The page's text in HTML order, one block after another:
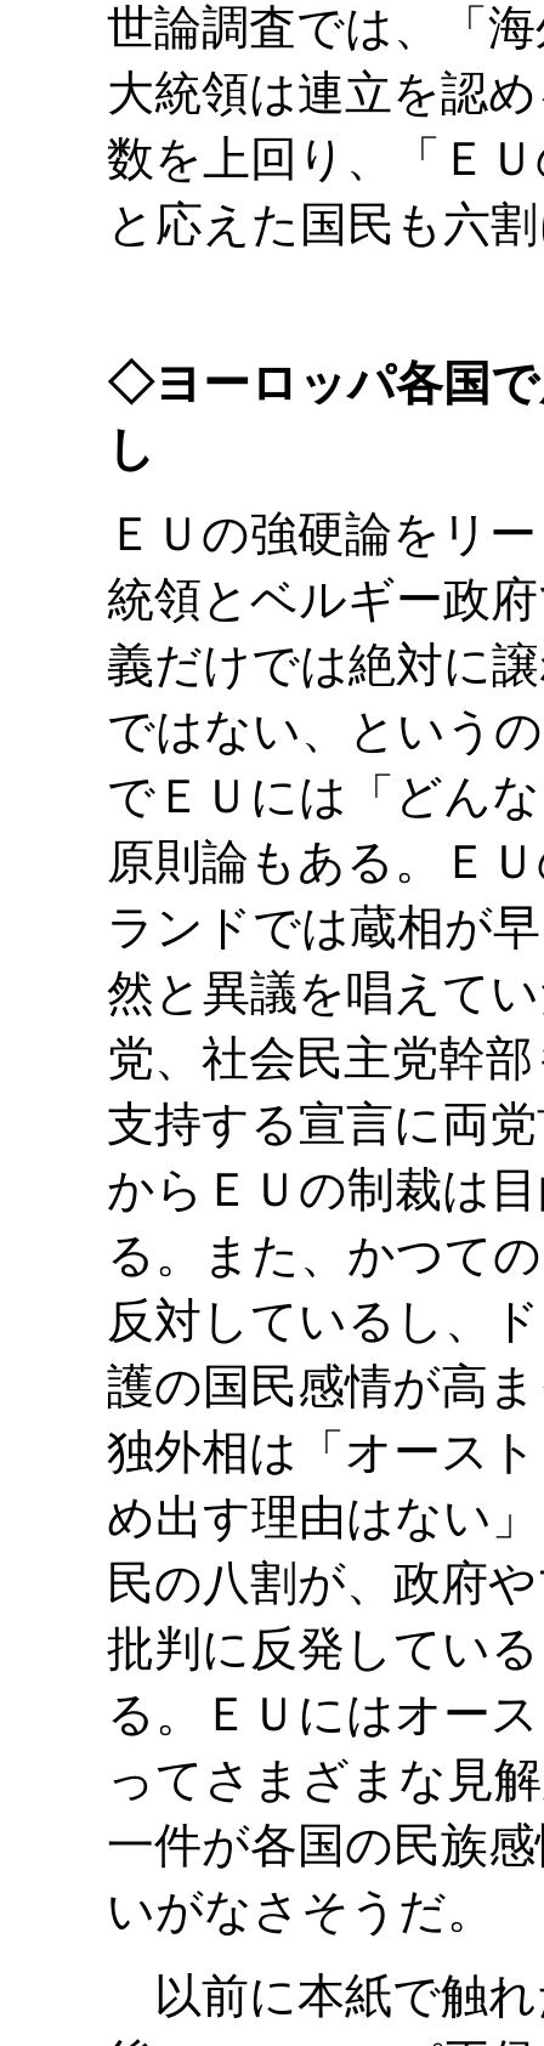
世論調査では、「
大統領は連立を認
数を上回り、「Ｅ
と応えた国民も六
◇ヨーロッパ各国
し
ＥＵの強硬論をリ
統領とベルギー政
義だけでは絶対に
ではない、という
でＥＵには「どん
原則論もある。Ｅ
ランドでは蔵相が
然と異議を唱えて
党、社会民主党幹
支持する宣言に両
からＥＵの制裁は
る。また、かつて
反対しているし、
護の国民感情が高
独外相は「オース
め出す理由はない
民の八割が、政府
批判に反発してい
る。ＥＵにはオー
ってさまざまな見
一件が各国の民族
いがなさそうだ。
以前に本紙で触